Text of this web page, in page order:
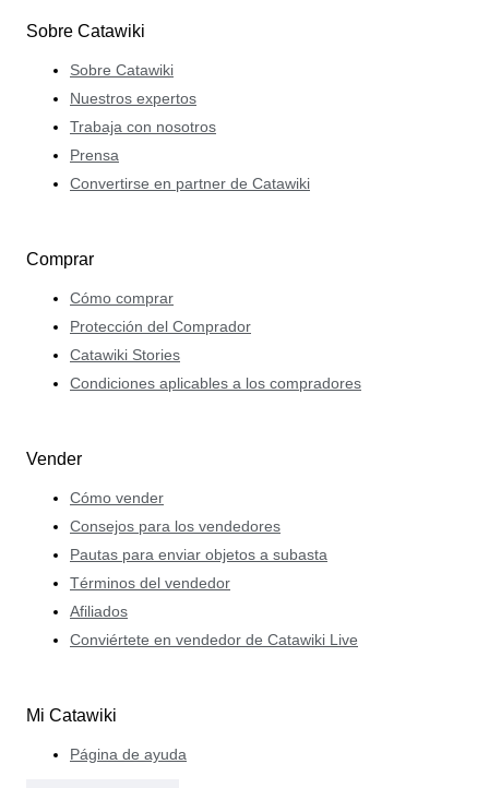
Sobre Catawiki
Sobre Catawiki
Nuestros expertos
Trabaja con nosotros
Prensa
Convertirse en partner de Catawiki
Comprar
Cómo comprar
Protección del Comprador
Catawiki Stories
Condiciones aplicables a los compradores
Vender
Cómo vender
Consejos para los vendedores
Pautas para enviar objetos a subasta
Términos del vendedor
Afiliados
Conviértete en vendedor de Catawiki Live
Mi Catawiki
Página de ayuda